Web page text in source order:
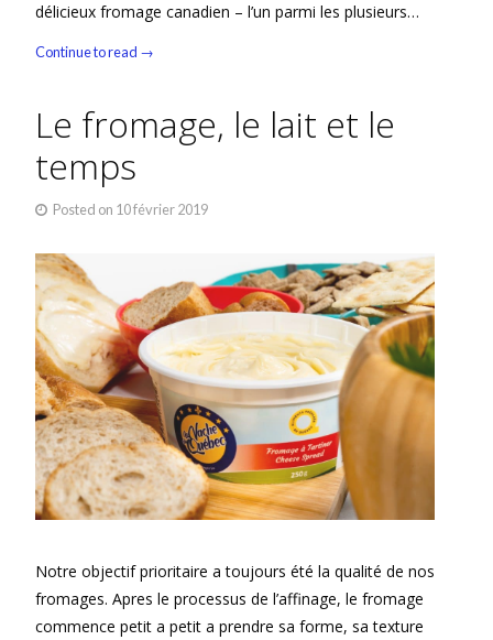
délicieux fromage canadien – l’un parmi les plusieurs…
Continue to read →
Le fromage, le lait et le
temps
Posted on 10 février 2019
Notre objectif prioritaire a toujours été la qualité de nos
fromages. Apres le processus de l’affinage, le fromage
commence petit a petit a prendre sa forme, sa texture